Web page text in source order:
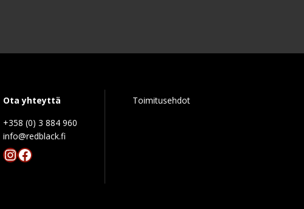
Ota yhteyttä
+358 (0) 3 884 960
info@redblack.f
Instagram
Facebook
Toimitusehdot